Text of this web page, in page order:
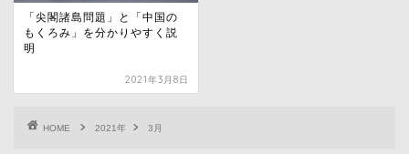
「尖閣諸島問題」と「中国の
もくろみ」を分かりやすく説
明
2021年3月8日
HOME 2021年 3月